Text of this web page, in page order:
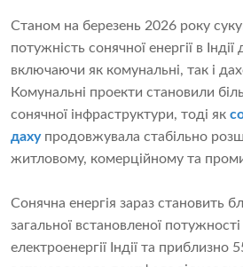
Станом на березень 2026 року
потужність сонячної енергії в
включаючи як комунальні, так і
Комунальні проекти становили
сонячної інфраструктури, тоді як
дахупродовжувала стабільно
житловому, комерційному та
Сонячна енергія зараз становить
загальної встановленої
електроенергії Індії та приблизно